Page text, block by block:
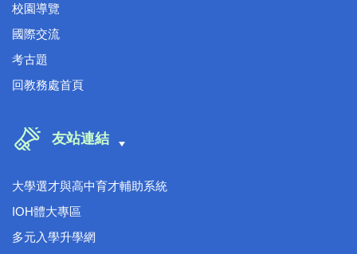
校園導覽
國際交流
考古題
回教務處首頁
友站連結
大學選才與高中育才輔助系統
IOH體大專區
多元入學升學網